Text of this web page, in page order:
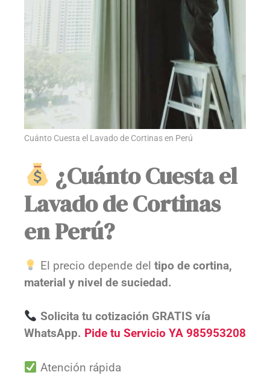
Cuánto Cuesta el Lavado de Cortinas en Perú
¿Cuánto Cuesta el
Lavado de Cortinas
en Perú?
El precio depende del tipo de cortina,
material y nivel de suciedad.
Solicita tu cotización GRATIS vía
WhatsApp. Pide tu Servicio YA 985953208
Atención rápida